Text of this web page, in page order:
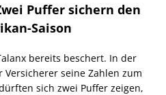
Puffer sichern den
Saison
bereits beschert. In der
Versicherer seine Zahlen zum
sich zwei Puffer zeigen,